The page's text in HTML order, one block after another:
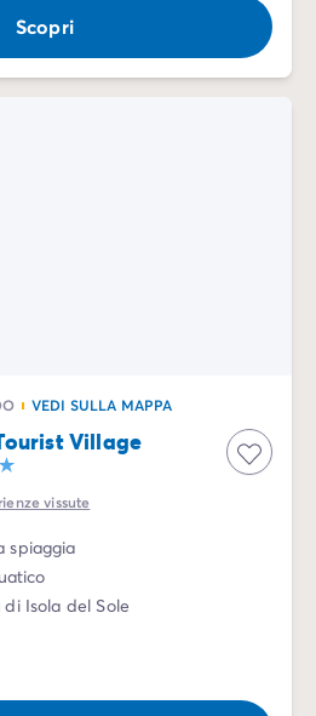
/it/case-mobili-a-noleggio-by-roan
/it/la-gamma-ultimate
Scopri
VEDI SULLA MAPPA
Village
vissute
spiaggia
Isola del Sole